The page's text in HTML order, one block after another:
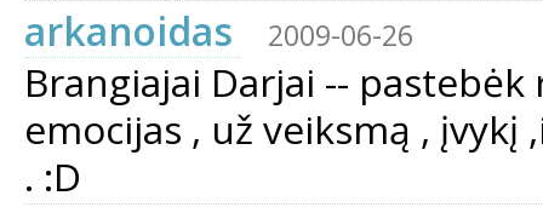
arkanoidas
2009-06-26
Brangiajai Darjai --
emocijas , už veiksmą ,
. :D